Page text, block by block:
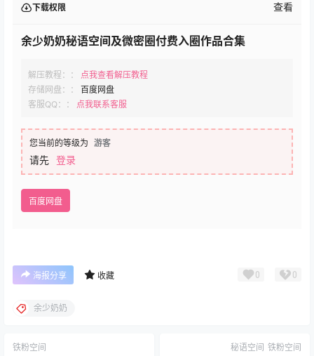
下载权限 查看
余少奶奶秘语空间及微密圈付费入圈作品合集
解压教程：：
点我查看解压教程
存储网盘：：
百度网盘
客服QQ：：
点我联系客服
您当前的等级为 游客
请先 登录
百度网盘
海报分享 收藏 0 0
余少奶奶
铁粉空间 秘语空间 铁粉空间